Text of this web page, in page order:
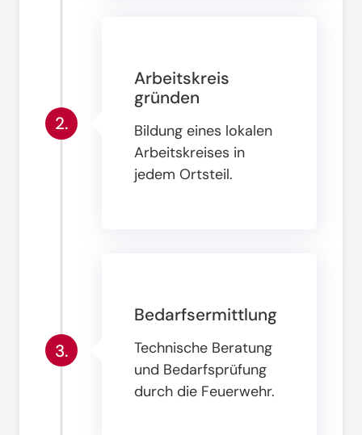
Arbeitskreis
gründen
Bildung eines lokalen
Arbeitskreises in
jedem Ortsteil.
2.
Bedarfsermittlung
Technische Beratung
und Bedarfsprüfung
durch die Feuerwehr.
3.